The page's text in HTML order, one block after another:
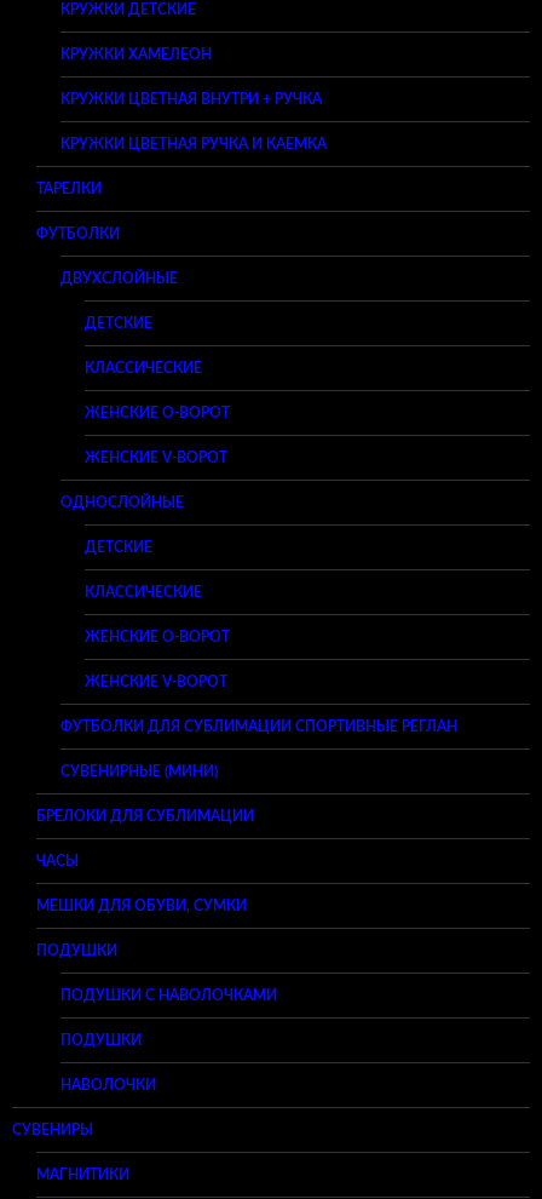
КРУЖКИ ДЕТСКИЕ
КРУЖКИ ХАМЕЛЕОН
КРУЖКИ ЦВЕТНАЯ ВНУТРИ + РУЧКА
КРУЖКИ ЦВЕТНАЯ РУЧКА И КАЕМКА
ТАРЕЛКИ
ФУТБОЛКИ
ДВУХСЛОЙНЫЕ
ДЕТСКИЕ
КЛАССИЧЕСКИЕ
ЖЕНСКИЕ O-ВОРОТ
ЖЕНСКИЕ V-ВОРОТ
ОДНОСЛОЙНЫЕ
ДЕТСКИЕ
КЛАССИЧЕСКИЕ
ЖЕНСКИЕ O-ВОРОТ
ЖЕНСКИЕ V-ВОРОТ
ФУТБОЛКИ ДЛЯ СУБЛИМАЦИИ СПОРТИВНЫЕ РЕГЛАН
СУВЕНИРНЫЕ (МИНИ)
БРЕЛОКИ ДЛЯ СУБЛИМАЦИИ
ЧАСЫ
МЕШКИ ДЛЯ ОБУВИ, СУМКИ
ПОДУШКИ
ПОДУШКИ С НАВОЛОЧКАМИ
ПОДУШКИ
НАВОЛОЧКИ
СУВЕНИРЫ
МАГНИТИКИ